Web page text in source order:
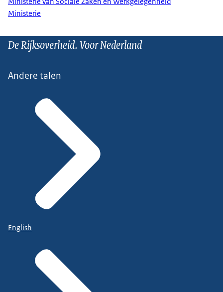
Ministerie
De Rijksoverheid. Voor Nederland
Andere talen
English